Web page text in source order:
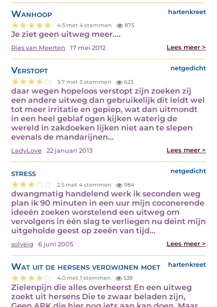
Wanhoop hartenkreet
4.5 met 4 stemmen 875
Je ziet geen uitweg meer.…
Ries van Meerten 17 mei 2012 Lees meer >
Verstopt netgedicht
3.7 met 3 stemmen 623
daar wegen hopeloos verstopt zijn zoeken zij
een andere uitweg dan gebruikelijk dit leidt wel
tot meer irritatie en gepiep, wat dan uitmondt
in een heel geblaf ogen kijken waterig de
wereld in zakdoeken lijken niet aan te slepen
evenals de mandarijnen…
LadyLove 22 januari 2013 Lees meer >
stress netgedicht
2.5 met 4 stemmen 984
dwangmatig handelend werk ik seconden weg
plan ik 90 minuten in een uur mijn coconerende
ideeën zoeken worstelend een uitweg om
vervolgens in één slag te verliegen nu deint mijn
uitgeholde geest op zeeën van tijd…
solveig 6 juni 2005 Lees meer >
Wat uit de hersens verdwijnen moet hartenkreet
4.0 met 1 stemmen 538
Zielenpijn die alles overheerst En een uitweg
zoekt uit hersens Die te zwaar beladen zijn,